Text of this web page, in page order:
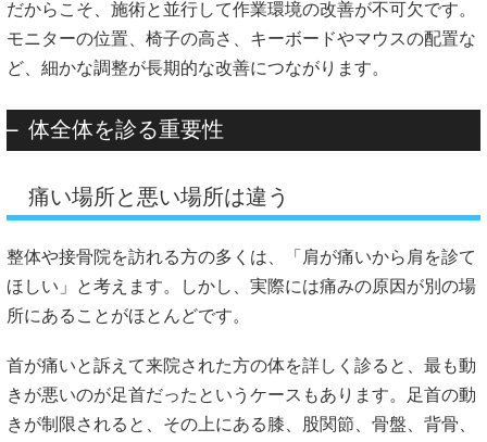
だからこそ、施術と並行して作業環境の改善が不可欠です。
モニターの位置、椅子の高さ、キーボードやマウスの配置な
ど、細かな調整が長期的な改善につながります。
体全体を診る重要性
痛い場所と悪い場所は違う
整体や接骨院を訪れる方の多くは、「肩が痛いから肩を診て
ほしい」と考えます。しかし、実際には痛みの原因が別の場
所にあることがほとんどです。
首が痛いと訴えて来院された方の体を詳しく診ると、最も動
きが悪いのが足首だったというケースもあります。足首の動
きが制限されると、その上にある膝、股関節、骨盤、背骨、